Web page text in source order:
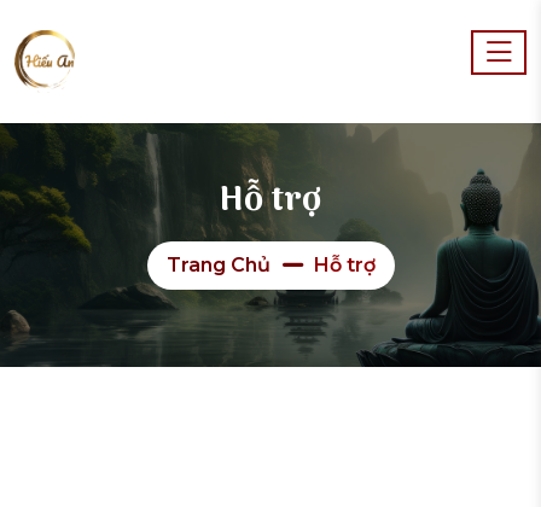
Hỗ trợ
Trang Chủ Hỗ trợ